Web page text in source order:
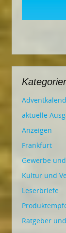
aktuelle
Anzeigen
Frankfurt
Gewerbe
Kultur und
Leserbriefe
Ratgeber